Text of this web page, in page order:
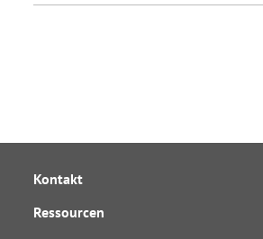
Kontakt
Ressourcen